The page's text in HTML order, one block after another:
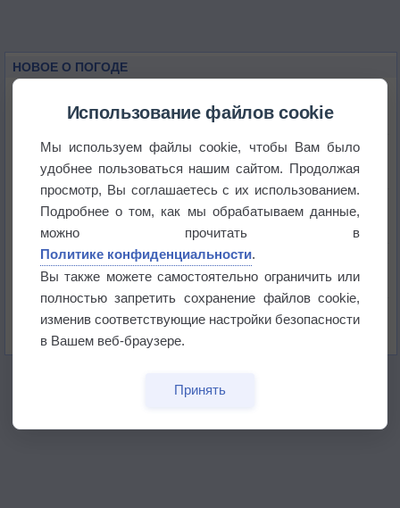
НОВОЕ О ПОГОДЕ
+51°
Европейские столицы бьют рекорды жары
Впервые за 155 лет в Лондоне в течение месяца
не выпадал дождь
Лето продолжит щедро раздавать своё тепло!
Использование файлов cookie
Мы используем файлы cookie, чтобы Вам было
удобнее пользоваться нашим сайтом. Продолжая
просмотр, Вы соглашаетесь с их использованием.
Подробнее о том, как мы обрабатываем данные,
можно прочитать в
Политике конфиденциальности.
Вы также можете самостоятельно ограничить или
полностью запретить сохранение файлов cookie,
изменив соответствующие настройки безопасности
в Вашем веб-браузере.
Принять